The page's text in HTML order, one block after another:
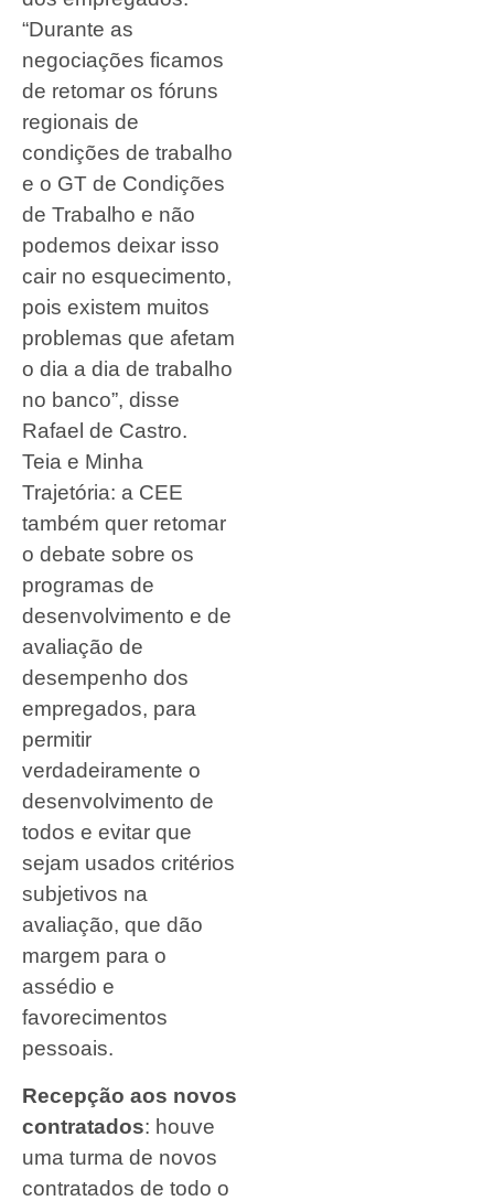
“Durante as
negociações ficamos
de retomar os fóruns
regionais de
condições de trabalho
e o GT de Condições
de Trabalho e não
podemos deixar isso
cair no esquecimento,
pois existem muitos
problemas que afetam
o dia a dia de trabalho
no banco”, disse
Rafael de Castro.
Teia e Minha
Trajetória: a CEE
também quer retomar
o debate sobre os
programas de
desenvolvimento e de
avaliação de
desempenho dos
empregados, para
permitir
verdadeiramente o
desenvolvimento de
todos e evitar que
sejam usados critérios
subjetivos na
avaliação, que dão
margem para o
assédio e
favorecimentos
pessoais.
Recepção aos novos
contratados: houve
uma turma de novos
contratados de todo o